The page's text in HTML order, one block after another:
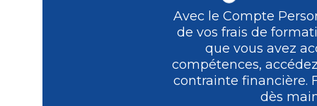
Avec le Compte
de vos frais de
que vous avez
compétences,
contrainte financière.
dès